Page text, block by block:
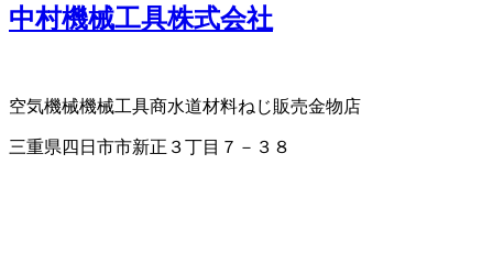
中村機械工具株式会社
空気機械機械工具商水道材料ねじ販売金物店
三重県四日市市新正３丁目７－３８